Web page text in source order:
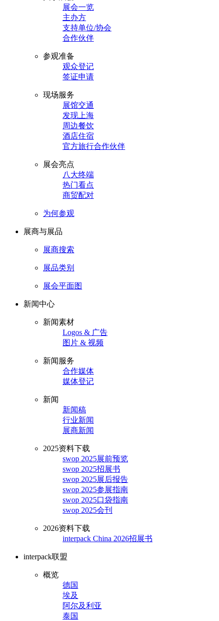
展会一览
主办方
支持单位/协会
合作伙伴
参观准备
观众登记
签证申请
现场服务
展馆交通
发现上海
周边餐饮
酒店住宿
官方旅行合作伙伴
展会亮点
八大终端
热门看点
商贸配对
为何参观
展商与展品
展商搜索
展品类别
展会平面图
新闻中心
新闻素材
Logos & 广告
图片 & 视频
新闻服务
合作媒体
媒体登记
新闻
新闻稿
行业新闻
展商新闻
2025资料下载
swop 2025展前预览
swop 2025招展书
swop 2025展后报告
swop 2025参展指南
swop 2025口袋指南
swop 2025会刊
2026资料下载
interpack China 2026招展书
interpack联盟
概览
德国
埃及
阿尔及利亚
泰国